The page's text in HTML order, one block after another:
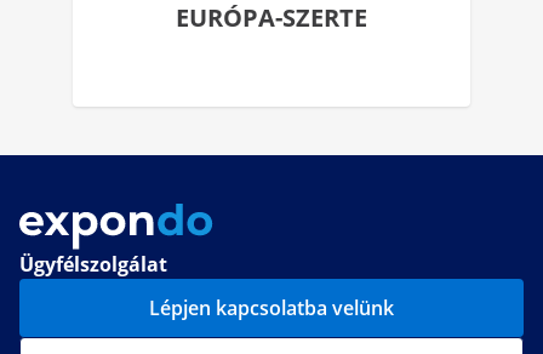
EURÓPA-SZERTE
Ügyfélszolgálat
Lépjen kapcsolatba velünk